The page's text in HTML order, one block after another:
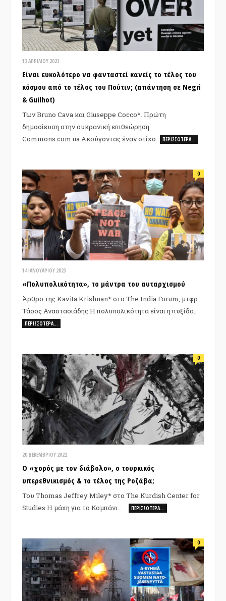
13 ΑΠΡΙΛΊΟΥ 2023
Είναι ευκολότερο να φανταστεί κανείς το τέλος του
κόσμου από το τέλος του Πούτιν; (απάντηση σε Negri
& Guilhot)
Των Bruno Cava και Giuseppe Cocco*. Πρώτη
δημοσίευση στην ουκρανική επιθεώρηση
Commons.com.ua Ακούγοντας έναν στίχο… ΠΕΡΙΣΣΌΤΕΡΑ…
14 ΙΑΝΟΥΑΡΊΟΥ 2023
0
«Πολυπολικότητα», το μάντρα του αυταρχισμού
Άρθρο της Kavita Krishnan* στο The India Forum, μτφρ.
Τάσος Αναστασιάδης Η πολυπολικότητα είναι η πυξίδα…
ΠΕΡΙΣΣΌΤΕΡΑ…
20 ΔΕΚΕΜΒΡΊΟΥ 2022
0
Ο «χορός με τον διάβολο», ο τουρκικός
υπερεθνικισμός & το τέλος της Ροζάβα;
Του Thomas Jeffrey Miley* στο The Kurdish Center for
Studies Η μάχη για το Κομπάνι…
ΠΕΡΙΣΣΌΤΕΡΑ…
0